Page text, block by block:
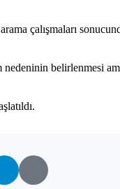
çalışmaları
belirlenmesi